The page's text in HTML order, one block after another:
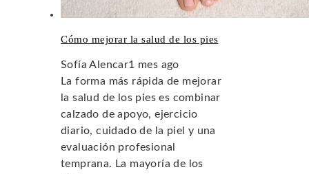
Cómo mejorar la salud de los pies
Sofía Alencar1 mes ago
La forma más rápida de mejorar
la salud de los pies es combinar
calzado de apoyo, ejercicio
diario, cuidado de la piel y una
evaluación profesional
temprana. La mayoría de los